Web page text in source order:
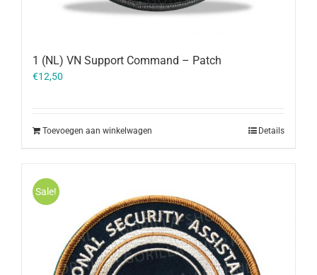
1 (NL) VN Support Command – Patch
€12,50
Toevoegen aan winkelwagen Details
Sale!